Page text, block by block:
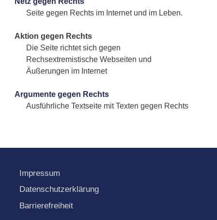
Seite gegen Rechts im Internet und im Leben.
Aktion gegen Rechts
Die Seite richtet sich gegen
Rechsextremistische Webseiten und
Äußerungen im Internet
Argumente gegen Rechts
Ausführliche Textseite mit Texten gegen Rechts
Impressum
Datenschutzerklärung
Barrierefreiheit